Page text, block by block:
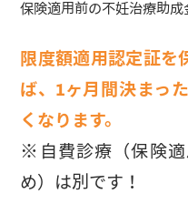
保険適用前の不妊治療助成
限度額適用認定証を
ば、1ヶ月間決まっ
くなります。
※自費診療（保険
め）は別です！